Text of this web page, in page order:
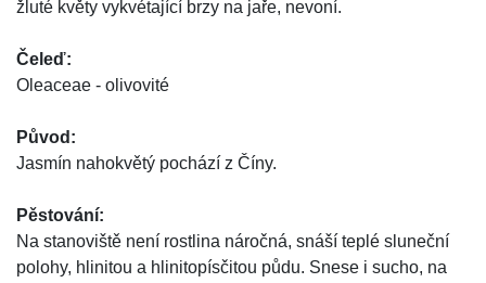
žluté květy vykvétající brzy na jaře, nevoní.
Čeleď:
Oleaceae - olivovité
Původ:
Jasmín nahokvětý pochází z Číny.
Pěstování:
Na stanoviště není rostlina náročná, snáší teplé sluneční
polohy, hlinitou a hlinitopísčitou půdu. Snese i sucho, na